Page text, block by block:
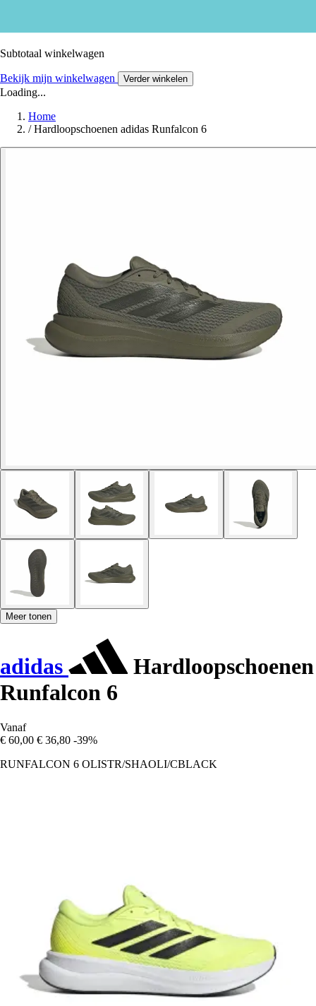
Subtotaal winkelwagen
Bekijk mijn winkelwagen Verder winkelen
Loading...
Home
/ Hardloopschoenen adidas Runfalcon 6
Meer tonen
adidas
Hardloopschoenen
Runfalcon 6
Vanaf
€ 60,00 € 36,80 -39%
RUNFALCON 6 OLISTR/SHAOLI/CBLACK